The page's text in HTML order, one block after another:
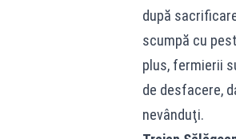
după
scumpă cu
plus, fermierii
de desfacere,
nevânduţi.